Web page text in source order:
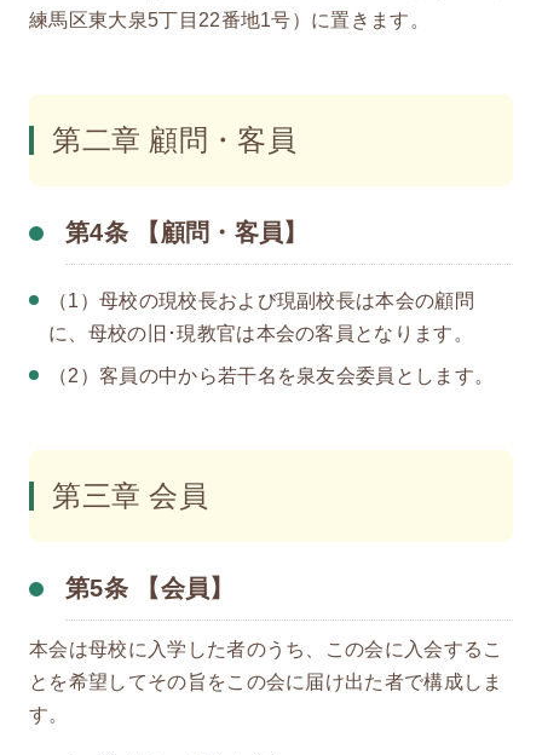
練馬区東大泉5丁目22番地1号）に置きます。
第二章 顧問・客員
第4条 【顧問・客員】
（1）母校の現校長および現副校長は本会の顧問
に、母校の旧･現教官は本会の客員となります。
（2）客員の中から若干名を泉友会委員とします。
第三章 会員
第5条 【会員】
本会は母校に入学した者のうち、この会に入会するこ
とを希望してその旨をこの会に届け出た者で構成しま
す。